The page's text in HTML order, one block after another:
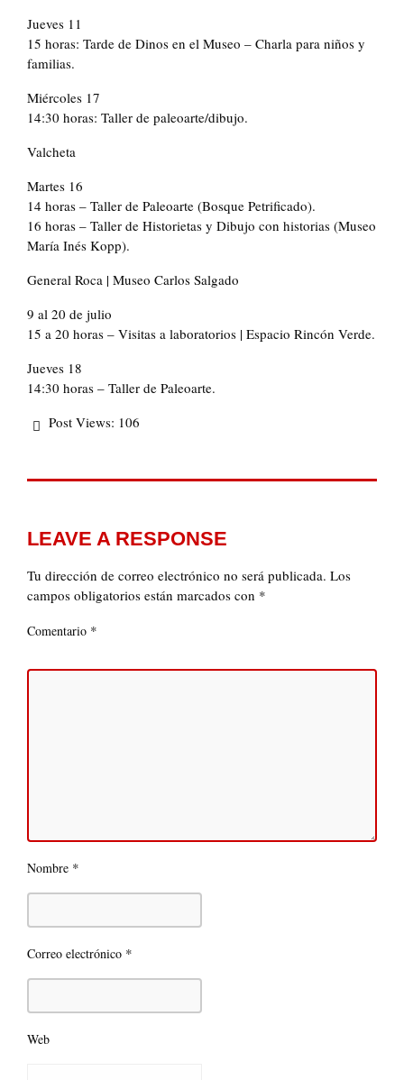
Jueves 11
15 horas: Tarde de Dinos en el Museo – Charla para niños y
familias.
Miércoles 17
14:30 horas: Taller de paleoarte/dibujo.
Valcheta
Martes 16
14 horas – Taller de Paleoarte (Bosque Petrificado).
16 horas – Taller de Historietas y Dibujo con historias (Museo
María Inés Kopp).
General Roca | Museo Carlos Salgado
9 al 20 de julio
15 a 20 horas – Visitas a laboratorios | Espacio Rincón Verde.
Jueves 18
14:30 horas – Taller de Paleoarte.
Post Views: 106
LEAVE A RESPONSE
Tu dirección de correo electrónico no será publicada. Los
campos obligatorios están marcados con *
Comentario *
Nombre *
Correo electrónico *
Web